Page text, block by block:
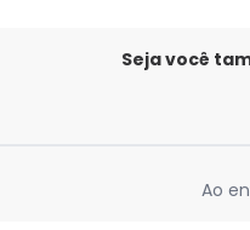
Seja você
Ao